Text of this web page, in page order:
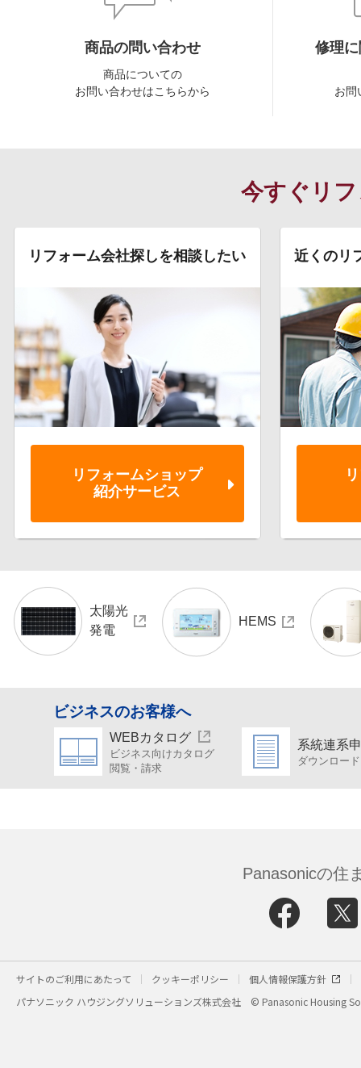
商品の問い合わせ
商品についての
お問い合わせはこちらから
修理
お問
今すぐリ
リフォーム会社探しを相談したい
リフォームショップ
紹介サービス
近くのリ
太陽光
発電
HEMS
ビジネスのお客様へ
WEBカタログ
ビジネス向けカタログ
閲覧・請求
系統連系
ダウンロード
Panasonicの住
サイトのご利用にあたって クッキーポリシー
個人情報保護方針
パナソニック ハウジングソリューションズ株式会社
© Panasonic Housing